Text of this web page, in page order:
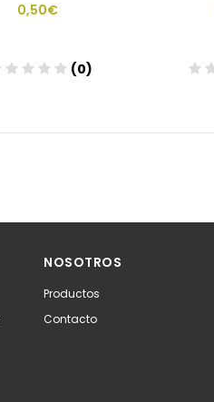
0,50€
(0)
NOSOTROS
Productos
Contacto